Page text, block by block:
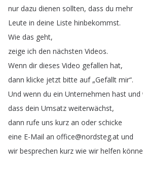
nur dazu dienen sollten, dass du mehr
Leute in deine Liste hinbekommst.
Wie das geht,
zeige ich den nächsten Videos.
Wenn dir dieses Video gefallen hat,
dann klicke jetzt bitte auf„Gefällt mir“.
Und wenn du ein Unternehmen hast und
dass dein Umsatz weiterwächst,
dann rufe uns kurz an oder schicke
eine E-Mail an office@nordsteg.at und
wir besprechen kurz wie wir helfen